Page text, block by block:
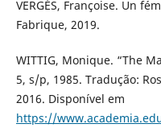
VERGÈS, Françoise. Un
Fabrique, 2019.
WITTIG, Monique. “The
5, s/p, 1985. Tradução:
2016. Disponível em
https://